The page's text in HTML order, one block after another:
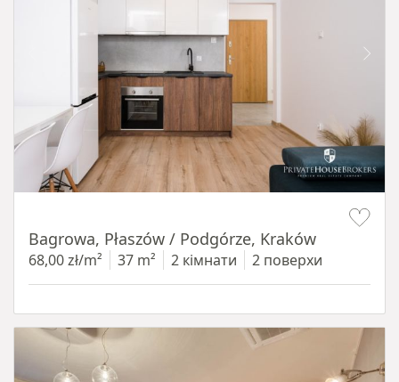
Bagrowa, Płaszów / Podgórze, Kraków
68,00 zł/m² 37 m² 2 кімнати 2 поверхи